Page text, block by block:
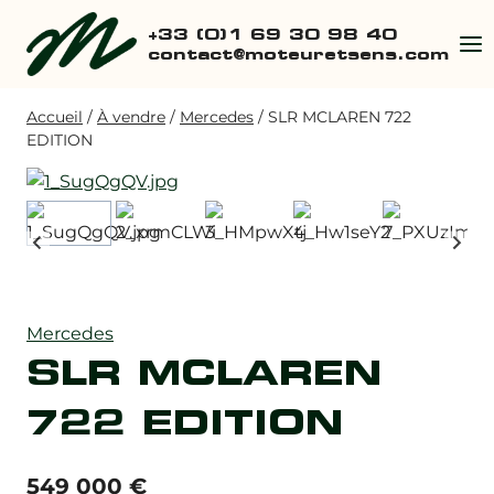
contenu
+33 (0)1 69 30 98 40
contact@moteuretsens.com
Accueil / À vendre / Mercedes / SLR MCLAREN 722
EDITION
Mercedes
SLR MCLAREN
722 EDITION
549 000 €